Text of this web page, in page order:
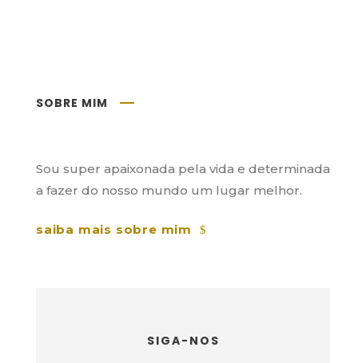
SOBRE MIM
Sou super apaixonada pela vida e determinada
a fazer do nosso mundo um lugar melhor.
saiba mais sobre mim
SIGA-NOS